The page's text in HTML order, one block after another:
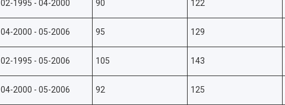
02-1995 - 04-2000 90 122
04-2000 - 05-2006 95 129
02-1995 - 05-2006 105 143
04-2000 - 05-2006 92 125